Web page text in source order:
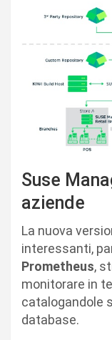
Suse
aziende
La nuova
interessanti,
Prometheus,
monitorare in
catalogandole
database.